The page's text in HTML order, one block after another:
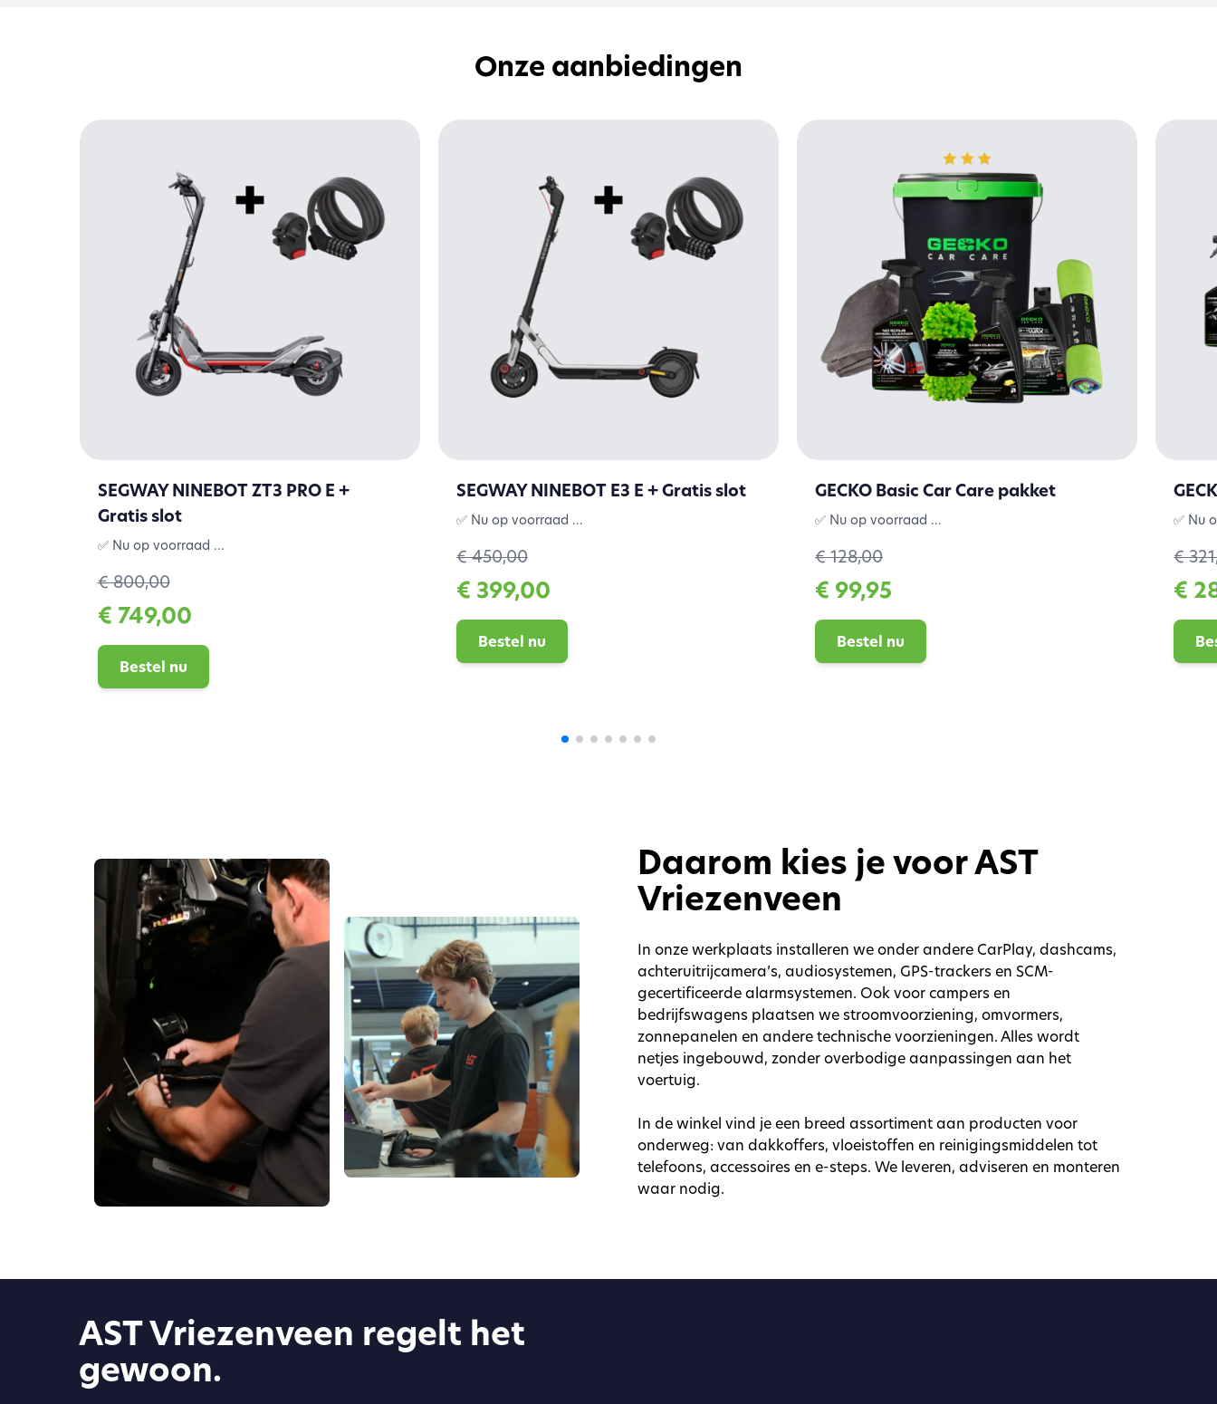
Onze aanbiedingen
SEGWAY NINEBOT ZT3 PRO E +
Gratis slot
✅ Nu op voorraad ...
€ 800,00
€ 749,00
Bestel nu
SEGWAY NINEBOT E3 E + Gratis slot
✅ Nu op voorraad ...
€ 450,00
€ 399,00
Bestel nu
GECKO Basic Car Care pakket
✅ Nu op voorraad ...
€ 128,00
€ 99,95
Bestel nu
✅ Nu
€
€
Daarom kies je voor AST
Vriezenveen
In onze werkplaats installeren we onder andere CarPlay, dashcams,
achteruitrijcamera’s, audiosystemen, GPS-trackers en SCM-
gecertificeerde alarmsystemen. Ook voor campers en
bedrijfswagens plaatsen we stroomvoorziening, omvormers,
zonnepanelen en andere technische voorzieningen. Alles wordt
netjes ingebouwd, zonder overbodige aanpassingen aan het
voertuig.
In de winkel vind je een breed assortiment aan producten voor
onderweg: van dakkoffers, vloeistoffen en reinigingsmiddelen tot
telefoons, accessoires en e-steps. We leveren, adviseren en monteren
waar nodig.
AST Vriezenveen regelt het
gewoon.